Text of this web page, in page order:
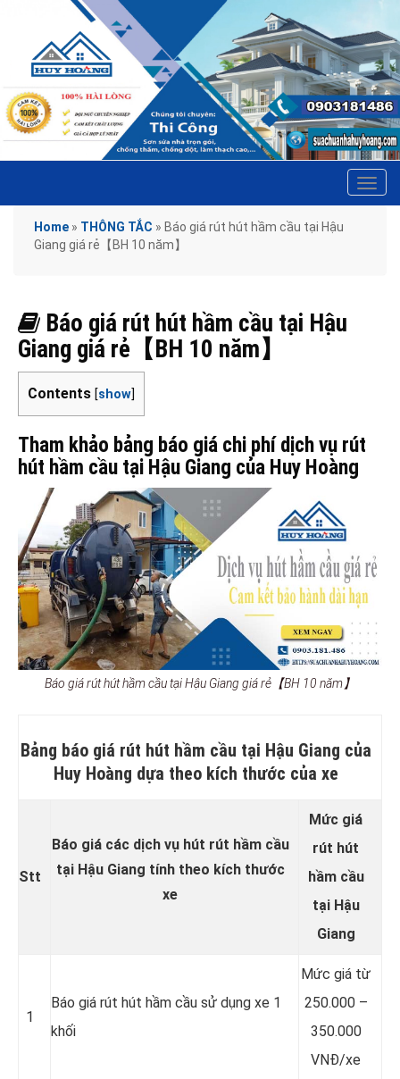
Home » THÔNG TẮC » Báo giá rút hút hầm cầu tại Hậu
Giang giá rẻ【BH 10 năm】
Báo giá rút hút hầm cầu tại Hậu
Giang giá rẻ【BH 10 năm】
Contents [show]
Tham khảo bảng báo giá chi phí dịch vụ rút
hút hầm cầu tại Hậu Giang của Huy Hoàng
Báo giá rút hút hầm cầu tại Hậu Giang giá rẻ【BH 10 năm】
Bảng báo giá rút hút hầm cầu tại Hậu Giang của
Huy Hoàng dựa theo kích thước của xe
Stt
Báo giá các dịch vụ hút rút hầm cầu
tại Hậu Giang tính theo kích thước
xe
Mức giá
rút hút
hầm cầu
tại Hậu
Giang
1
Báo giá rút hút hầm cầu sử dụng xe 1
khối
Mức giá từ
250.000 –
350.000
VNĐ/xe